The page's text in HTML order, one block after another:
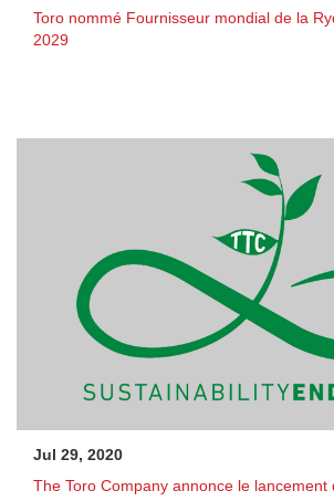
Toro nommé Fournisseur mondial de la
2029
Jul 29, 2020
The Toro Company annonce le lancement